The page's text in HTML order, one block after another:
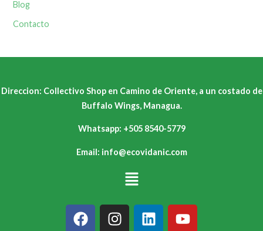
Blog
Contacto
Direccion: Collectivo Shop en Camino de Oriente, a un costado de
Buffalo Wings, Managua.
Whatsapp: +505 8540-5779
Email: info@ecovidanic.com